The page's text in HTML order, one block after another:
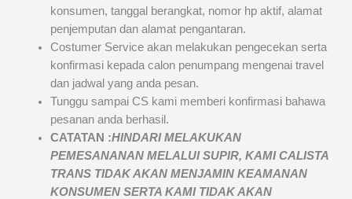
konsumen, tanggal berangkat, nomor hp aktif, alamat
penjemputan dan alamat pengantaran.
Costumer Service akan melakukan pengecekan serta
konfirmasi kepada calon penumpang mengenai travel
dan jadwal yang anda pesan.
Tunggu sampai CS kami memberi konfirmasi bahawa
pesanan anda berhasil.
CATATAN :HINDARI MELAKUKAN
PEMESANANAN MELALUI SUPIR, KAMICALISTA
TRANSTIDAK AKAN MENJAMINKEAMANAN
KONSUMEN SERTA KAMI TIDAK AKAN